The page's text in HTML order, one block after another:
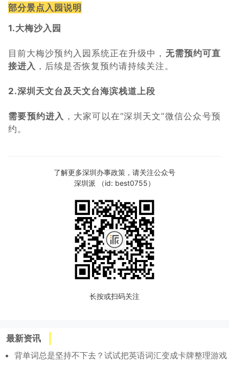
部分景点入园说明
1.大梅沙入园
目前大梅沙预约入园系统正在升级中， 无需预约可直
接进入 ，后续是否恢复预约请持续关注。
2.深圳天文台及天文台海滨栈道上段
需要预约进入 ，大家可以在“深圳天文”微信公众号预
约。
了解更多深圳办事政策，请关注公众号
深圳派 （id: best0755）
长按或扫码关注
最新资讯
背单词总是坚持不下去？试试把英语词汇变成卡牌整理游戏